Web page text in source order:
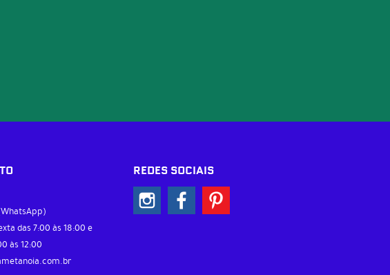
das 7:00 às 18:00 e
às 12:00
REDES SOCIAIS